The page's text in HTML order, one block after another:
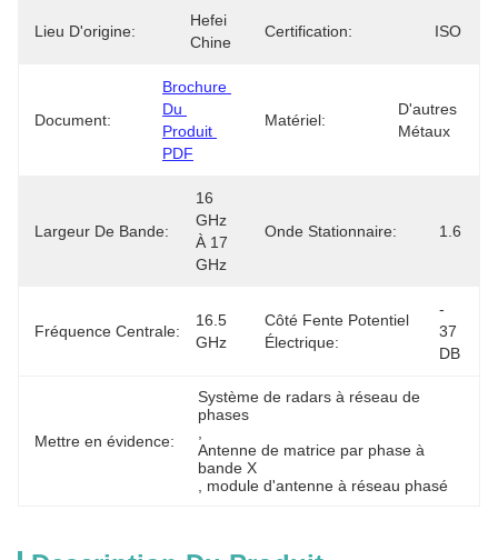
Lieu D'origine:
Hefei
Chine
Certification: ISO
Document:
Brochure
Du
Produit
PDF
Matériel:
D'autres
Métaux
Largeur De Bande:
16
GHz
À 17
GHz
Onde Stationnaire: 1.6
Fréquence Centrale:
16.5
GHz
Côté Fente Potentiel
Électrique:
-
37
DB
Mettre en évidence:
Système de radars à réseau de
phases
Antenne de matrice par phase à
bande X
module d'antenne à réseau phasé